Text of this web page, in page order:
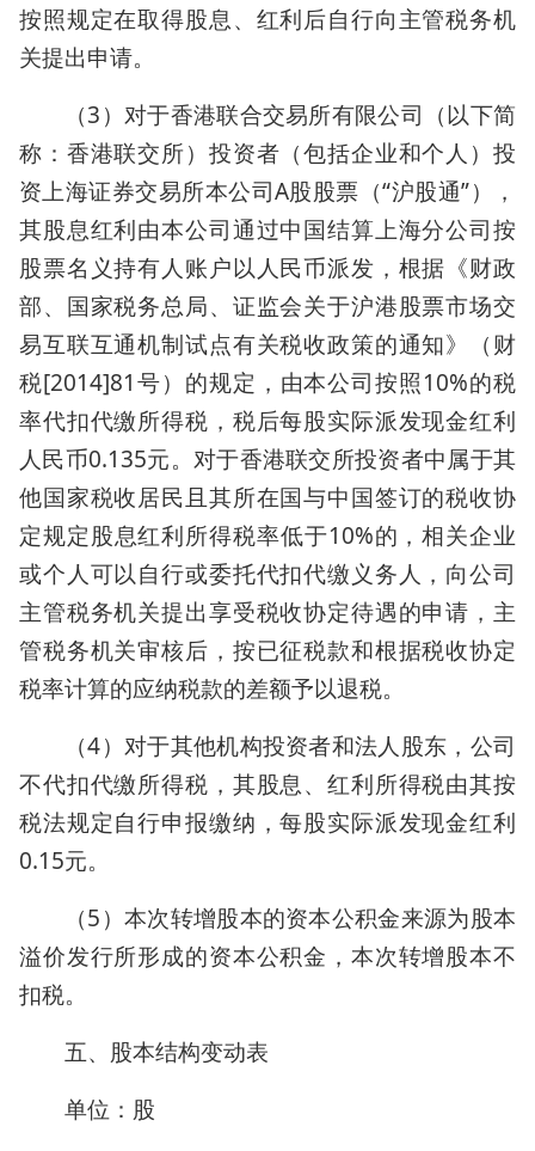
按照规定在取得股息、红利后自行向主管税务机
关提出申请。
（3）对于香港联合交易所有限公司（以下简
称：香港联交所）投资者（包括企业和个人）投
资上海证券交易所本公司A股股票（“沪股通”），
其股息红利由本公司通过中国结算上海分公司按
股票名义持有人账户以人民币派发，根据《财政
部、国家税务总局、证监会关于沪港股票市场交
易互联互通机制试点有关税收政策的通知》（财
税[2014]81号）的规定，由本公司按照10%的税
率代扣代缴所得税，税后每股实际派发现金红利
人民币0.135元。对于香港联交所投资者中属于其
他国家税收居民且其所在国与中国签订的税收协
定规定股息红利所得税率低于10%的，相关企业
或个人可以自行或委托代扣代缴义务人，向公司
主管税务机关提出享受税收协定待遇的申请，主
管税务机关审核后，按已征税款和根据税收协定
税率计算的应纳税款的差额予以退税。
（4）对于其他机构投资者和法人股东，公司
不代扣代缴所得税，其股息、红利所得税由其按
税法规定自行申报缴纳，每股实际派发现金红利
0.15元。
（5）本次转增股本的资本公积金来源为股本
溢价发行所形成的资本公积金，本次转增股本不
扣税。
五、股本结构变动表
单位：股